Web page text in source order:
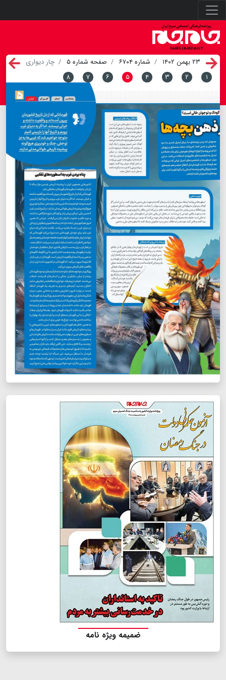
۲۳ بهمن ۱۴۰۲ شماره ۶۷۰۴ صفحه شماره ۵
چار دیواری
۱
۲ ۳ ۴ ۵ ۶ ۷ ۸
ضمیمه ویژه نامه